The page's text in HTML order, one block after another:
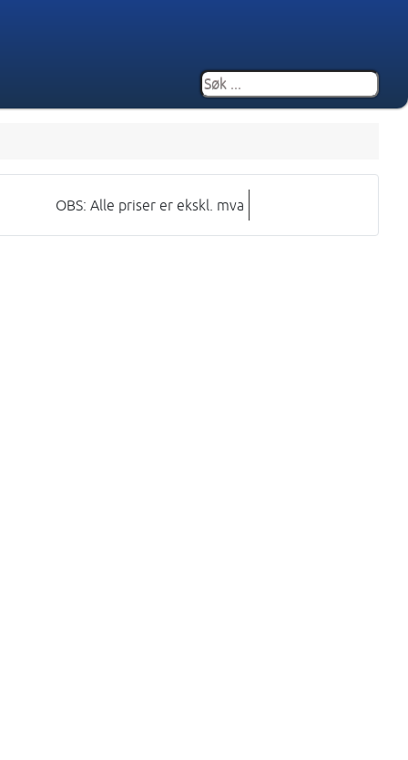
OBS: Alle priser er ekskl. mva